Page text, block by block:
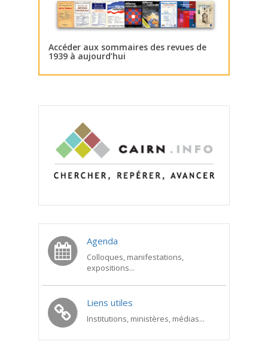
Accéder aux sommaires des revues de
1939 à aujourd’hui
Agenda
Colloques, manifestations,
expositions...
Liens utiles
Institutions, ministères, médias...